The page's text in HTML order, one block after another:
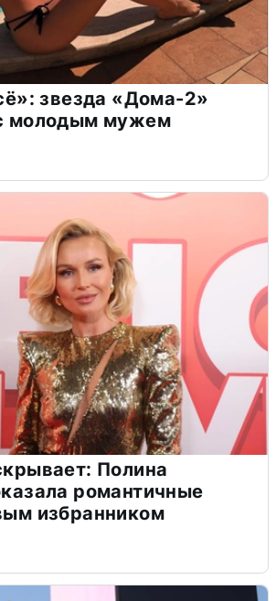
звезда «Дома-2»
молодым мужем
Полина
романтичные
избранником